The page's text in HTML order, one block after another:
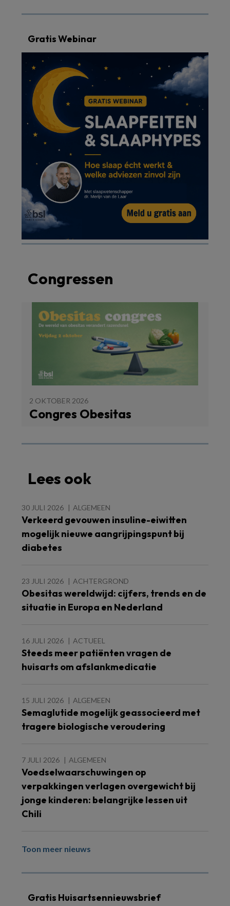
Gratis Webinar
Congressen
2 OKTOBER 2026
Congres Obesitas
Lees ook
30 JULI 2026 ALGEMEEN
Verkeerd gevouwen insuline-eiwitten
mogelijk nieuwe aangrijpingspunt bij
diabetes
23 JULI 2026 ACHTERGROND
Obesitas wereldwijd: cijfers, trends en de
situatie in Europa en Nederland
16 JULI 2026 ACTUEEL
Steeds meer patiënten vragen de
huisarts om afslankmedicatie
15 JULI 2026 ALGEMEEN
Semaglutide mogelijk geassocieerd met
tragere biologische veroudering
7 JULI 2026 ALGEMEEN
Voedselwaarschuwingen op
verpakkingen verlagen overgewicht bij
jonge kinderen: belangrijke lessen uit
Chili
Toon meer nieuws
Gratis Huisartsennieuwsbrief